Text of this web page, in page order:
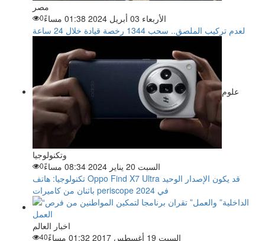
مصر
الأربعاء 03 أبريل 2024 01:38 مساءً
0
لعدم تركيب الملصق.. سحب 1344 رخصة قيادة خلال 24 ساعة
علوم
وتكنولوجيا
السبت 20 يناير 2024 08:34 مساءً
0
تكنولوجيا: هاتف Oppo Find X7 Ultra قد يكون الإصدار الوحيد
باثنان من كاميرات periscope في 2024
اخبار العالم
السبت 19 أغسطس 2017 01:32 مساءً
40